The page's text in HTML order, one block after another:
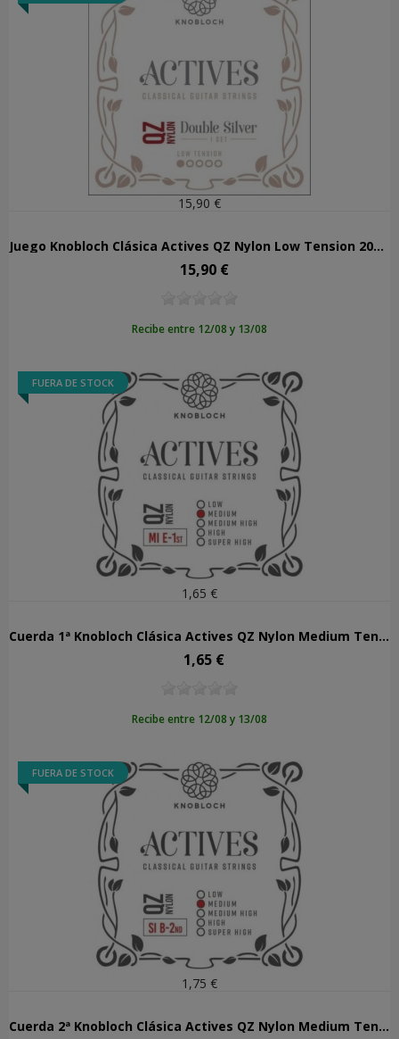
15,90 €
Juego Knobloch Clásica Actives QZ Nylon Low Tension 200ADQ
Precio
15,90 €
Recibe entre 12/08 y 13/08
FUERA DE STOCK
1,65 €
Cuerda 1ª Knobloch Clásica Actives QZ Nylon Medium Tension 301AQZ
Precio
1,65 €
Recibe entre 12/08 y 13/08
FUERA DE STOCK
1,75 €
Cuerda 2ª Knobloch Clásica Actives QZ Nylon Medium Tension 302AQZ